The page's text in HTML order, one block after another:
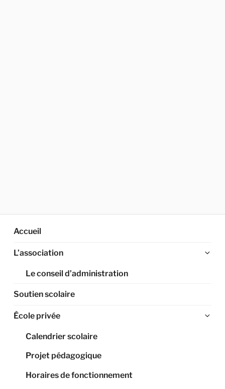
Accueil
L’association
Le conseil d’administration
Soutien scolaire
École privée
Calendrier scolaire
Projet pédagogique
Horaires de fonctionnement